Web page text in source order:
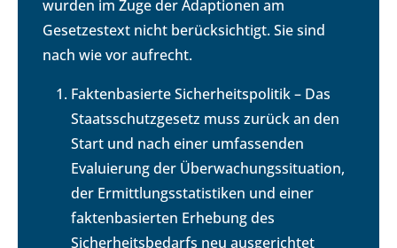
wurden im Zuge der Adaptionen am
Gesetzestext nicht berücksichtigt. Sie sind
nach wie vor aufrecht.
Faktenbasierte Sicherheitspolitik – Das
Staatsschutzgesetz muss zurück an den
Start und nach einer umfassenden
Evaluierung der Überwachungssituation,
der Ermittlungsstatistiken und einer
faktenbasierten Erhebung des
Sicherheitsbedarfs neu ausgerichtet